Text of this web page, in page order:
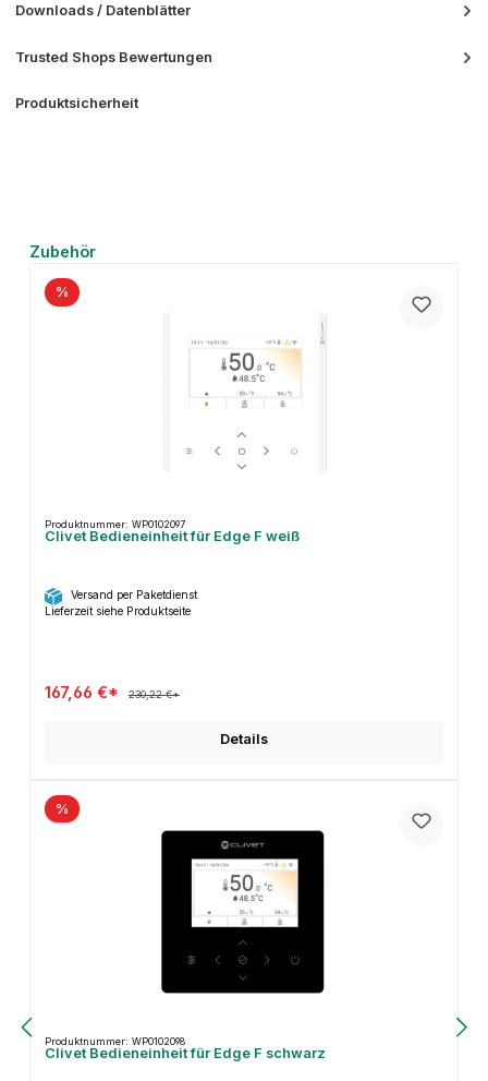
Downloads / Datenblätter
Trusted Shops Bewertungen
Produktsicherheit
Produktgalerie überspringen
Zubehör
%
Produktnummer: WP0102097
Clivet Bedieneinheit für Edge F weiß
Versand per Paketdienst
Lieferzeit siehe Produktseite
167,66 €* 230,22 €*
Details
%
Produktnummer: WP0102098
Clivet Bedieneinheit für Edge F schwarz